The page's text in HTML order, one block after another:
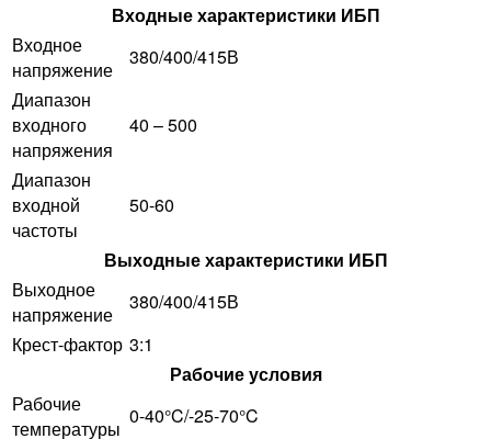
Входные характеристики ИБП
Входное
напряжение
380/400/415В
Диапазон
входного
напряжения
40 – 500
Диапазон
входной
частоты
50-60
Выходные характеристики ИБП
Выходное
напряжение
380/400/415В
Крест-фактор 3:1
Рабочие условия
Рабочие
температуры
0-40°C/-25-70°C